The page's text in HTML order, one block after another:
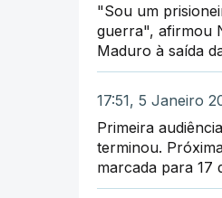
"Sou um
guerra", afirmou
Maduro à saída
17:51, 5 Janeiro
Primeira
terminou.
marcada para 17